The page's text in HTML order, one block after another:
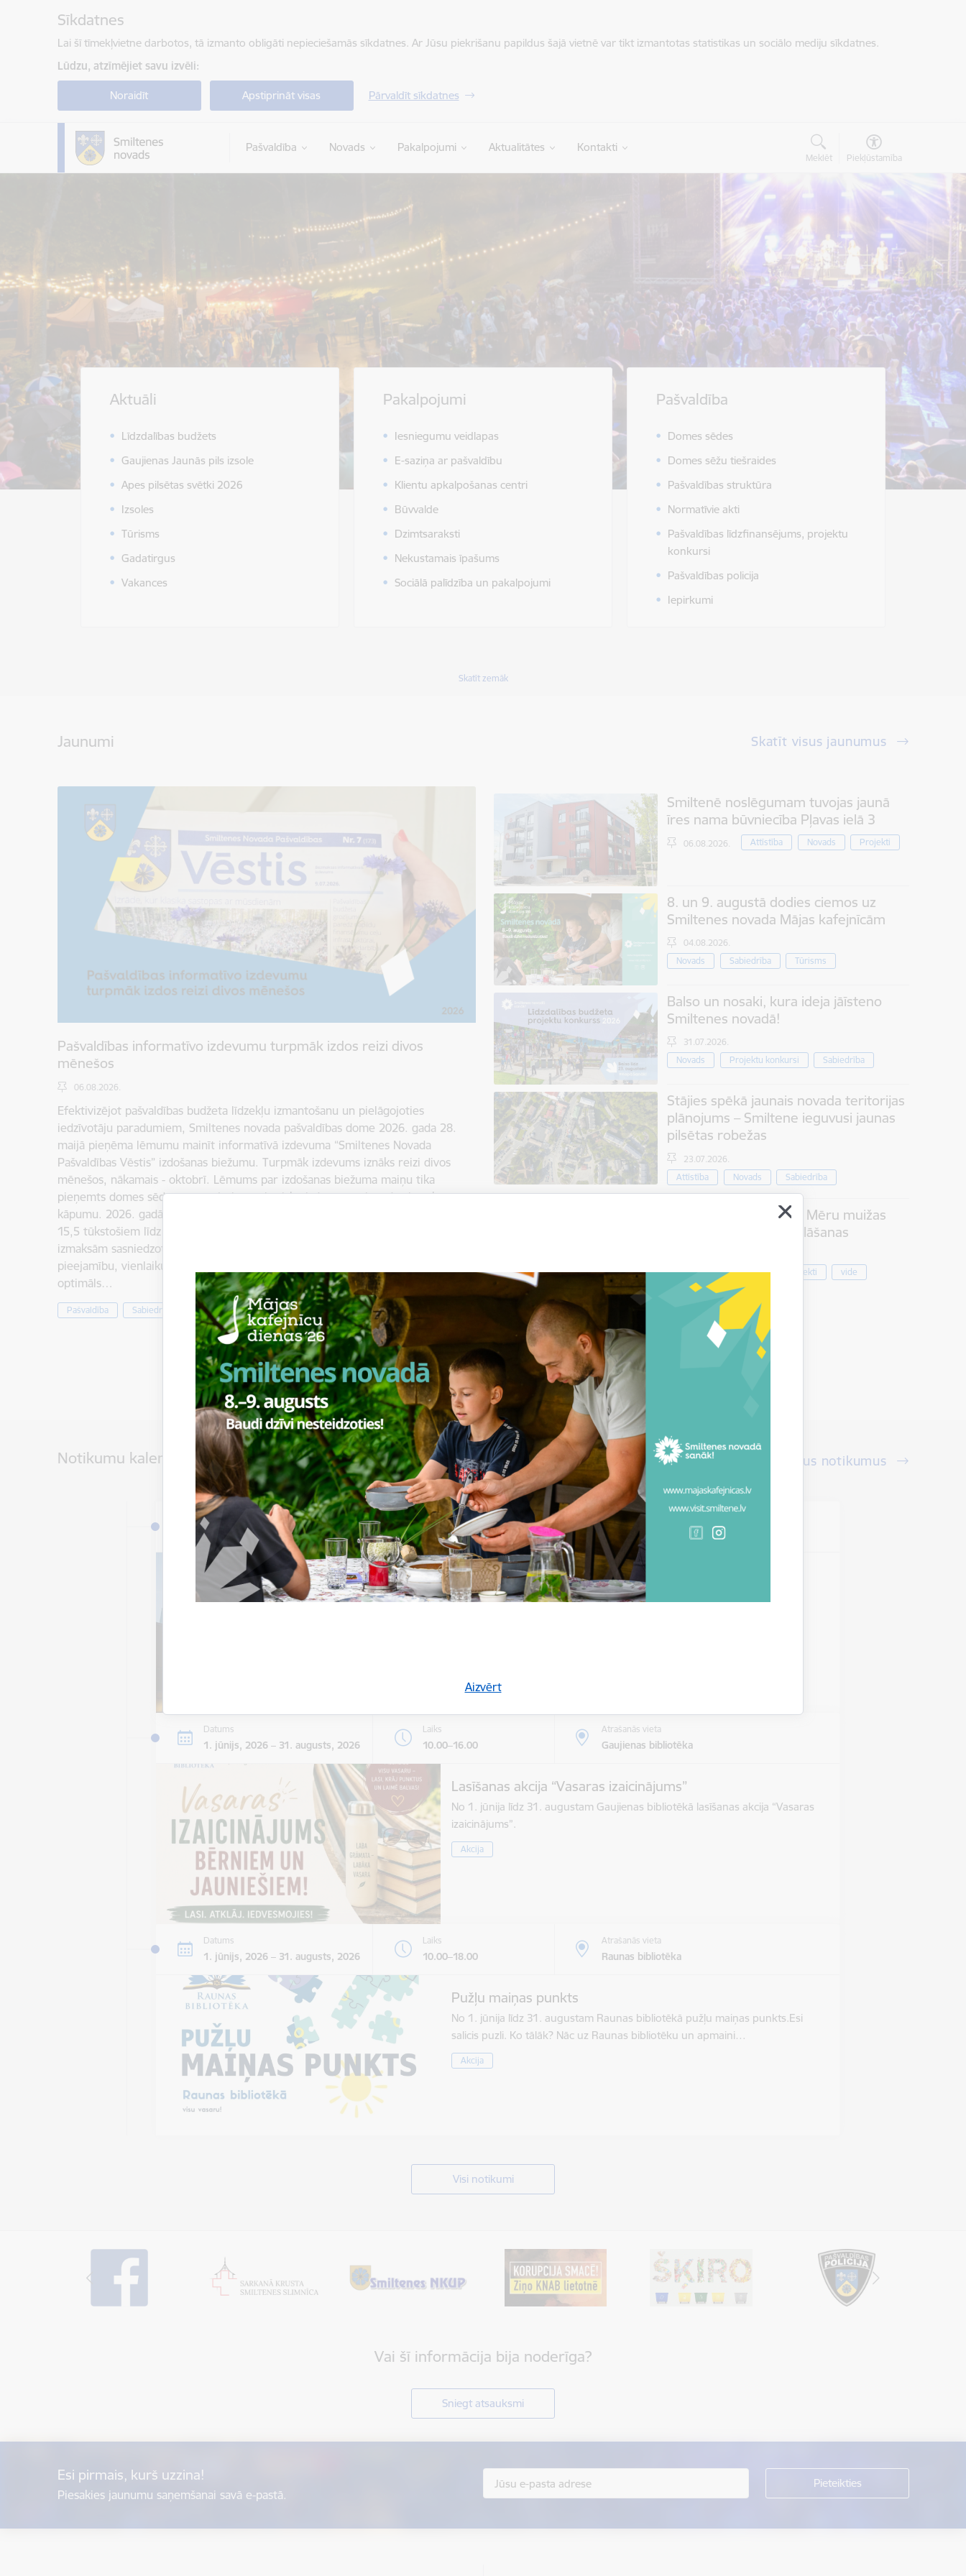
Sīkdatnes
Lai šī tīmekļvietne darbotos, tā izmanto obligāti nepieciešamās sīkdatnes. Ar Jūsu piekrišanu papildus šajā vietnē var tikt izmantotas statistikas un sociālo mediju sīkdatnes.
Lūdzu, atzīmējiet savu izvēli:
Noraidīt Apstiprināt visas Pārvaldīt sīkdatnes
Pašvaldība Novads Pakalpojumi Aktualitātes Kontakti
Meklēt Piekļūstamība
Aizvērt
Aktuāli
Līdzdalības budžets
Gaujienas Jaunās pils izsole
Apes pilsētas svētki 2026
Izsoles
Tūrisms
Gadatirgus
Vakances
Pakalpojumi
Iesniegumu veidlapas
E-saziņa ar pašvaldību
Klientu apkalpošanas centri
Būvvalde
Dzimtsaraksti
Nekustamais īpašums
Sociālā palīdzība un pakalpojumi
Pašvaldība
Domes sēdes
Domes sēžu tiešraides
Pašvaldības struktūra
Normatīvie akti
Pašvaldības līdzfinansējums, projektu
konkursi
Pašvaldības policija
Iepirkumi
Skatīt zemāk
Jaunumi Skatīt visus jaunumus
Pašvaldības informatīvo izdevumu turpmāk izdos reizi divos
mēnešos
06.08.2026.
Efektivizējot pašvaldības budžeta līdzekļu izmantošanu un pielāgojoties
iedzīvotāju paradumiem, Smiltenes novada pašvaldības dome 2026. gada 28.
maijā pieņēma lēmumu mainīt informatīvā izdevuma “Smiltenes Novada
Pašvaldības Vēstis” izdošanas biežumu. Turpmāk izdevums iznāks reizi divos
mēnešos, nākamais - oktobrī. Lēmums par izdošanas biežuma maiņu tika
pieņemts domes sēdē, pamatojoties uz būtisku izdevumu piegādes izmaksu
kāpumu. 2026. gadā izdevuma izplatīšanas izmaksas pastkastītēs pieauga no
15,5 tūkstošiem līdz 23,4 tūkstošiem eiro, kopējām drukas un izplatīšanas
izmaksām sasniedzot gandrīz 39 tūkstošus eiro. Lai saglabātu informācijas
pieejamību, vienlaikus saimnieciski izmantojot pašvaldības resursus, tika meklēts
optimāls…
Pašvaldība Sabiedrība
Smiltenē noslēgumam tuvojas jaunā
īres nama būvniecība Pļavas ielā 3
06.08.2026. Attīstība Novads Projekti
8. un 9. augustā dodies ciemos uz
Smiltenes novada Mājas kafejnīcām
04.08.2026.
Novads
Sabiedrība Tūrisms
Balso un nosaki, kura ideja jāīsteno
Smiltenes novadā!
31.07.2026.
Novads
Projektu konkursi Sabiedrība
Stājies spēkā jaunais novada teritorijas
plānojums – Smiltene ieguvusi jaunas
pilsētas robežas
23.07.2026.
Attīstība
Novads Sabiedrība
Jauna satikšanās vieta Mēru muižas
parkā – aicinām uz atklāšanas
07.08.2026. Kultūra Projekti vide
Visi jaunumi
Notikumu kalendārs Skatīt visus notikumus
Datums
5. janvāris, 2026 – 31. decembris,
2026
Laiks
8.00–20.00
Atrašanās vieta
Smiltenes novads
2026. gada lielākie notikumi Smiltenes novadā
Datums
1. jūnijs, 2026 – 31. augusts, 2026
Laiks
10.00–16.00
Atrašanās vieta
Gaujienas bibliotēka
Lasīšanas akcija “Vasaras izaicinājums”
No 1. jūnija līdz 31. augustam Gaujienas bibliotēkā lasīšanas akcija “Vasaras
izaicinājums”.
Akcija
Datums
1. jūnijs, 2026 – 31. augusts, 2026
Laiks
10.00–18.00
Atrašanās vieta
Raunas bibliotēka
Pužļu maiņas punkts
No 1. jūnija līdz 31. augustam Raunas bibliotēkā pužļu maiņas punkts.Esi
salicis puzli. Ko tālāk? Nāc uz Raunas bibliotēku un apmaini…
Akcija
Visi notikumi
Vai šī informācija bija noderīga?
Sniegt atsauksmi
Esi pirmais, kurš uzzina!
Piesakies jaunumu saņemšanai savā e-pastā.